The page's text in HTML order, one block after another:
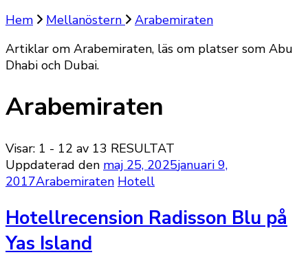
Hem
Mellanöstern
Arabemiraten
Artiklar om Arabemiraten, läs om platser som Abu
Dhabi och Dubai.
Arabemiraten
Visar: 1 - 12 av 13 RESULTAT
Uppdaterad den maj 25, 2025januari 9,
2017Arabemiraten Hotell
Hotellrecension Radisson Blu på
Yas Island